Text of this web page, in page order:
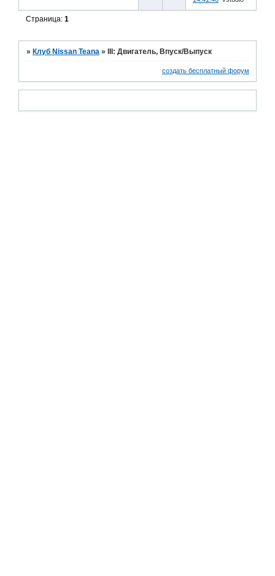
Страница:1
»Клуб Nissan Teana »III: Двигатель, Впуск/Выпуск
создать бесплатный форум